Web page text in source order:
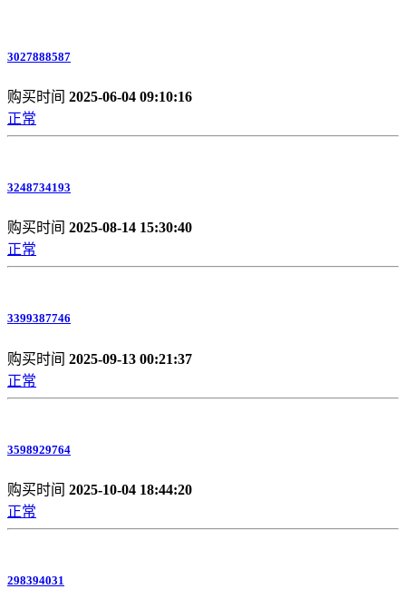
3027888587
购买时间 2025-06-04 09:10:16
正常
3248734193
购买时间 2025-08-14 15:30:40
正常
3399387746
购买时间 2025-09-13 00:21:37
正常
3598929764
购买时间 2025-10-04 18:44:20
正常
298394031